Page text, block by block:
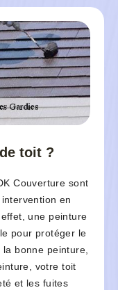
toit ?
Couverture sont
en
une peinture
pour protéger le
bonne peinture,
votre toit
et les fuites